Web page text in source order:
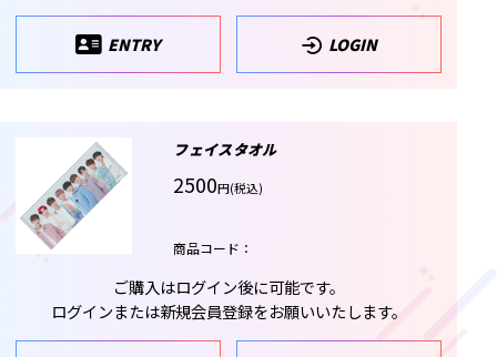
ENTRY LOGIN
フェイスタオル
2500円(税込)
商品コード：
ご購入はログイン後に可能です。
ログインまたは新規会員登録をお願いいたします。